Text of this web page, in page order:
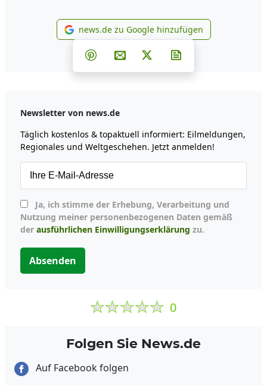
news.de zu Google
news.de zu Google hinzufügen
Teilen auf Facebook
Teilen auf Whatsapp
Teilen auf Telegram
Teilen auf Pinterest
Per E-Mail teilen
Post auf X
Newsletter von news.de
Täglich kostenlos & topaktuell informiert: Eilmeldungen,
Regionales und Weltgeschehen. Jetzt anmelden!
Nutzung meiner personenbezogenen Daten gemäß
der ausführlichen Einwilligungserklärung zu.
Absenden
0
Folgen Sie News.de
Auf Facebook folgen